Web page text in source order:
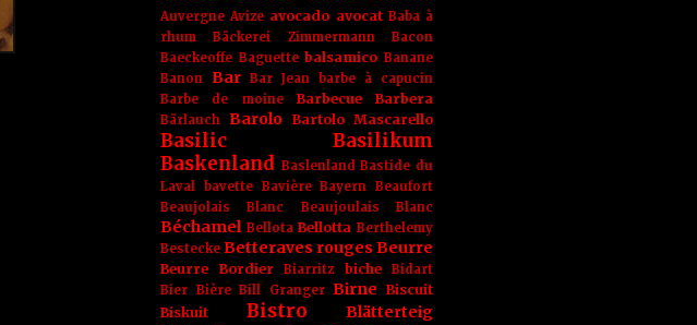
Auvergne Avize avocado avocat Baba à
rhum
Bäckerei Zimmermann
Bacon
Baeckeoffe Baguette balsamico Banane
Banon Bar Bar Jean
barbe à capucin
Barbe de moine
Barbecue Barbera
Bärlauch Barolo Bartolo Mascarello
Basilic
Basilikum
Baskenland Baslenland Bastide du
Laval
bavette Bavière Bayern Beaufort
Beaujolais Blanc
Beaujoulais Blanc
Béchamel Bellota Bellotta Berthelemy
Bestecke Betteraves rouges Beurre
Beurre Bordier Biarritz biche
Bidart
Bier Bière Bill Granger Birne
Biscuit
Biskuit
Bistro Blätterteig